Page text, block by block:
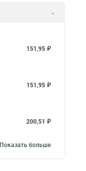
151,95 ₽
151,95 ₽
200,51 ₽
Показать больше